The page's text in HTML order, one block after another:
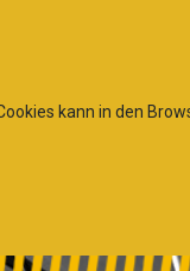
kann in den